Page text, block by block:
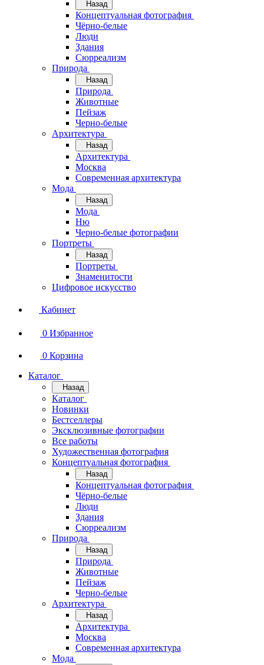
Назад
Концептуальная фотография
Чёрно-белые
Люди
Здания
Сюрреализм
Природа
Назад
Природа
Животные
Пейзаж
Черно-белые
Архитектура
Назад
Архитектура
Москва
Современная архитектура
Мода
Назад
Мода
Ню
Черно-белые фотографии
Портреты
Назад
Портреты
Знаменитости
Цифровое искусство
Кабинет
0 Избранное
0 Корзина
Каталог
Назад
Каталог
Новинки
Бестселлеры
Эксклюзивные фотографии
Все работы
Художественная фотография
Концептуальная фотография
Назад
Концептуальная фотография
Чёрно-белые
Люди
Здания
Сюрреализм
Природа
Назад
Природа
Животные
Пейзаж
Черно-белые
Архитектура
Назад
Архитектура
Москва
Современная архитектура
Мода